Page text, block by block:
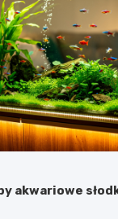
akwariowe